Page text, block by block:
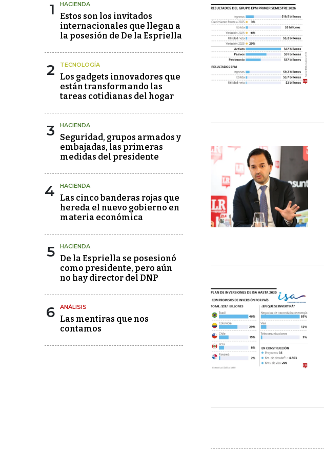
1 HACIENDA
Estos son los invitados
internacionales que llegan a
la posesión de De la Espriella
2 TECNOLOGÍA
Los gadgets innovadores que
están transformando las
tareas cotidianas del hogar
3 HACIENDA
Seguridad, grupos armados y
embajadas, las primeras
medidas del presidente
4 HACIENDA
Las cinco banderas rojas que
hereda el nuevo gobierno en
materia económica
5 HACIENDA
De la Espriella se posesionó
como presidente, pero aún
no hay director del DNP
6 ANÁLISIS
Las mentiras que nos
contamos